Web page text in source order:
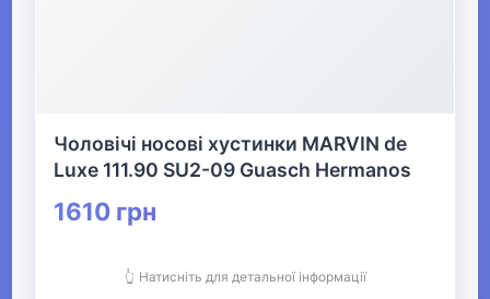
Краватки та підтяжки
Чоловічі носові хустинки MARVIN de
Luxe 111.90 SU2-09 Guasch Hermanos
1610 грн
👆 Натисніть для детальної інформації